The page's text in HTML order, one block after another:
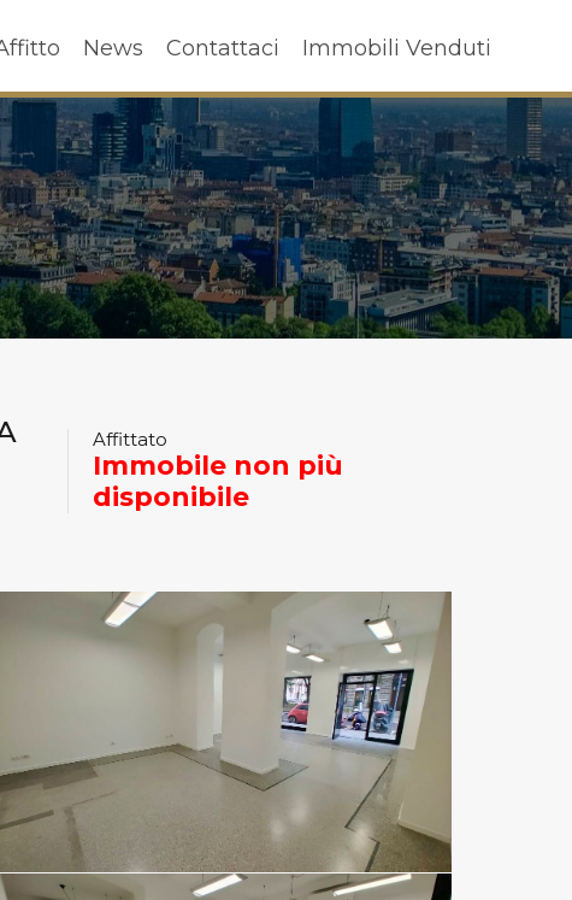
Affitto News Contattaci Immobili Venduti
News Contattaci Immobili Venduti
Affittato
Immobile non più
disponibile